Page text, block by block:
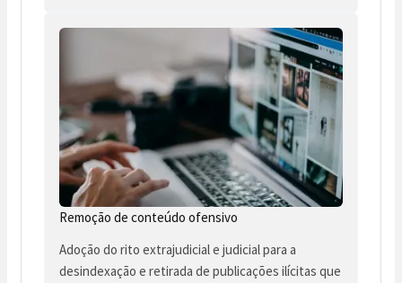
Remoção de conteúdo ofensivo
Adoção do rito extrajudicial e judicial para a
desindexação e retirada de publicações ilícitas que